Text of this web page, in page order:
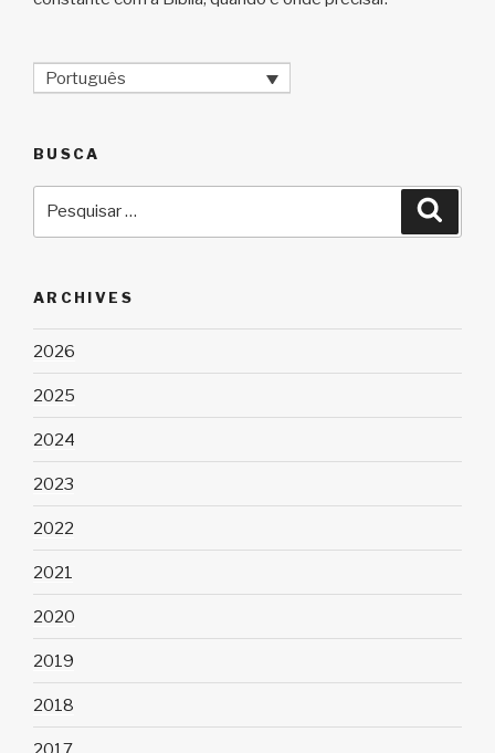
Português
BUSCA
ARCHIVES
2026
2025
2024
2023
2022
2021
2020
2019
2018